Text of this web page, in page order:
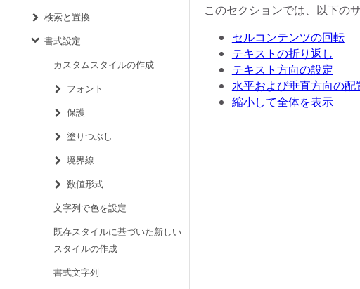
検索と置換
書式設定
カスタムスタイルの作成
フォント
保護
塗りつぶし
境界線
数値形式
文字列で色を設定
既存スタイルに基づいた新しい
スタイルの作成
書式文字列
このセクションでは、以下の
セルコンテンツの回転
テキストの折り返し
テキスト方向の設定
水平および垂直方向の配
縮小して全体を表示